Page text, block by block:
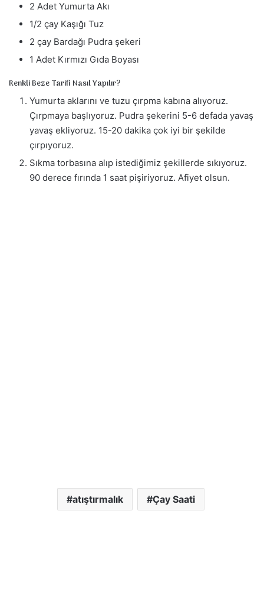
2 Adet Yumurta Akı
1/2 çay Kaşığı Tuz
2 çay Bardağı Pudra şekeri
1 Adet Kırmızı Gıda Boyası
Renkli Beze Tarifi Nasıl Yapılır?
Yumurta aklarını ve tuzu çırpma kabına alıyoruz.
Çırpmaya başlıyoruz. Pudra şekerini 5-6 defada yavaş
yavaş ekliyoruz. 15-20 dakika çok iyi bir şekilde
çırpıyoruz.
Sıkma torbasına alıp istediğimiz şekillerde sıkıyoruz.
90 derece fırında 1 saat pişiriyoruz. Afiyet olsun.
atıştırmalık Çay Saati